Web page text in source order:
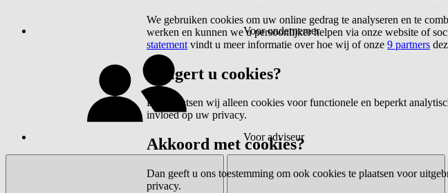
Voor ondernemer
Voor adviseur
We gebruiken cookies om uw online gedrag te analyseren en te
werken en kunnen we u persoonlijker helpen via onze website of
statement vindt u meer informatie over hoe wij of onze 9 partners
Weigert u cookies?
Dan plaatsen wij alleen cookies voor functionele en beperkt
invloed op uw privacy.
Akkoord met cookies?
Dan geeft u ons toestemming om ook cookies te plaatsen voor
privacy.